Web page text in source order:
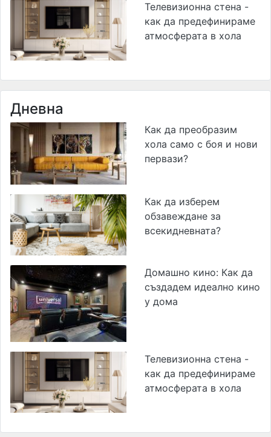
Телевизионна стена -
как да предефинираме
атмосферата в хола
Дневна
Как да преобразим
хола само с боя и нови
первази?
Как да изберем
обзавеждане за
всекидневната?
Домашно кино: Как да
създадем идеално кино
у дома
Телевизионна стена -
как да предефинираме
атмосферата в хола